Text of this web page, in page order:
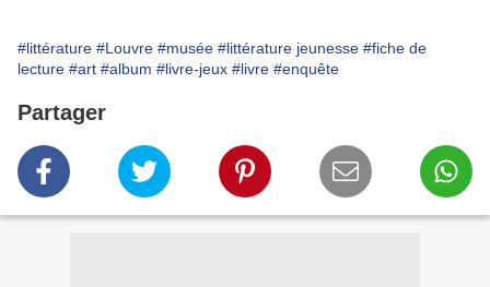
#littérature #Louvre #musée #littérature jeunesse #fiche de
lecture #art #album #livre-jeux #livre #enquête
Partager